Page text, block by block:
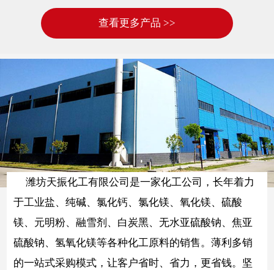
查看更多产品 >>
潍坊天振化工有限公司是一家化工公司，长年着力
于工业盐、纯碱、氯化钙、氯化镁、氧化镁、硫酸
镁、元明粉、融雪剂、白炭黑、无水亚硫酸钠、焦亚
硫酸钠、氢氧化镁等各种化工原料的销售。薄利多销
的一站式采购模式，让客户省时、省力，更省钱。坚